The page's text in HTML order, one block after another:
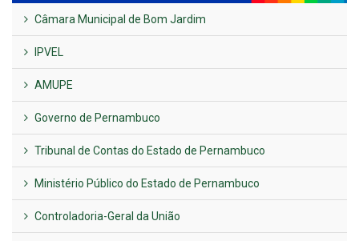
Câmara Municipal de Bom Jardim
IPVEL
AMUPE
Governo de Pernambuco
Tribunal de Contas do Estado de Pernambuco
Ministério Público do Estado de Pernambuco
Controladoria-Geral da União